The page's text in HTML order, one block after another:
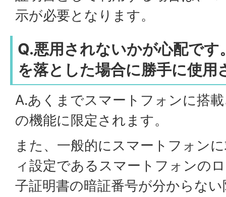
示が必要となります。
Q.悪用されないかが心配で
を落とした場合に勝手に使用
A.あくまでスマートフォンに搭
の機能に限定されます。
また、一般的にスマートフォン
ィ設定であるスマートフォンの
子証明書の暗証番号が分からな